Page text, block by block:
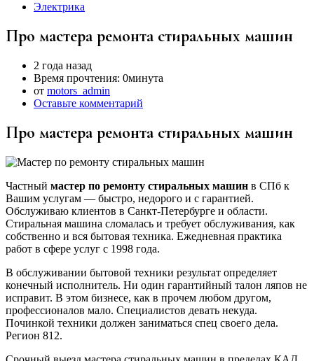
Электрика
Про мастера ремонта стиральных машин
2 года назад
Время прочтения: 0минута
от motors_admin
Оставьте комментарий
Про мастера ремонта стиральных машин
Частный мастер по ремонту стиральных машин в СПб к
Вашим услугам — быстро, недорого и с гарантией.
Обслуживаю клиентов в Санкт-Петербурге и области.
Стиральная машина сломалась и требует обслуживания, как
собственно и вся бытовая техника. Ежедневная практика
работ в сфере услуг с 1998 года.
В обслуживании бытовой техники результат определяет
конечный исполнитель. Ни один гарантийный талон ляпов не
исправит. В этом бизнесе, как в прочем любом другом,
профессионалов мало. Специалистов девать некуда.
Починкой техники должен заниматься спец своего дела.
Регион 812.